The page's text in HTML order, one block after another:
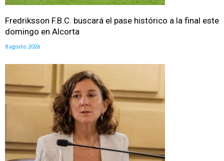
Fredriksson F.B.C. buscará el pase histórico a la final este
domingo en Alcorta
8 agosto, 2026